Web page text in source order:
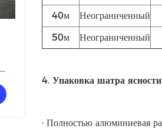
40м
Неограниченный
50м
Неограниченный
4. Упаковка шатра
· Полностью алюминиевая